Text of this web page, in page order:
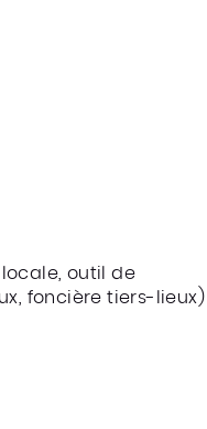
outil de
foncière tiers-lieux)